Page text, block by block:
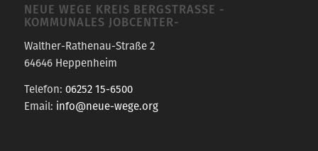
NEUE WEGE KREIS BERGSTRASSE -K
OMMUNALES JOBCENTER-
Walther-Rathenau-Straße 2
64646 Heppenheim
Telefon: 06252 15-6500
Email: info@neue-wege.org